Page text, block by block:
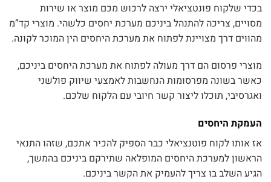
בכדי שלקוח פונטציאלי ירצה לרכוש מכם מוצר או שירות
מסויים, צריכה להתנהל ביניכם מערכת יחסים כלשהי. מוצרי קד”מ
מהווים דרך מצויינת לפתוח את מערכת היחסים הין המוכר לקונה.
מוצרי פרסום הם דרך מעולה לפתוח את מערכת היחסים ביניכם,
כאשר בשונה מפרסומות הנחשבות לאמצעי שיווק פולשני
ואגרסיבי, תוכלו ליצור קשר חיובי עם הלקוח שלכם.
העמקת היחסים
אז אותו לקוח פוטנציאלי כבר הספיק להכיר אתכם, שזהו התנאי
הראשון למערכת היחסים המופלאה שתירקם ביניכם בהמשך,
הגיע השלב בו צריך להעמיק את הקשר ביניכם.